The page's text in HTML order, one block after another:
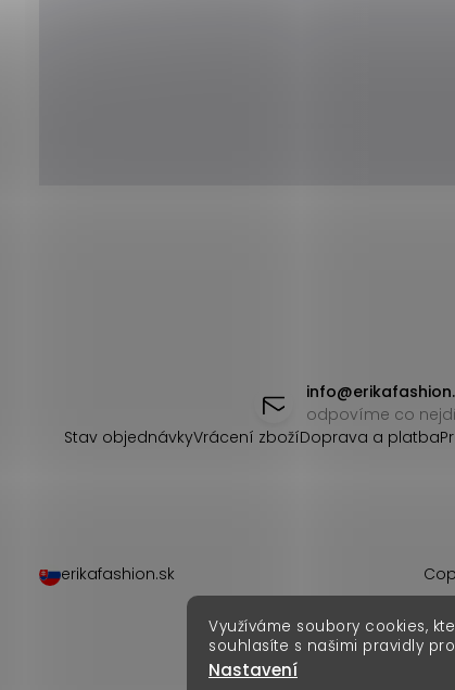
Využíváme soubory cookies,
souhlasíte s našimi pravidly
Nastavení
info@
odpovíme co
Stav objednávkyVrácení zbožíDoprava a platba
erikafashion.sk